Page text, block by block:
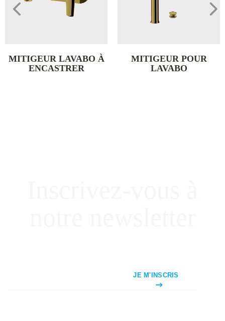
MITIGEUR LAVABO À
ENCASTRER
MITIGEUR POUR
LAVABO
JE M'INSCRIS